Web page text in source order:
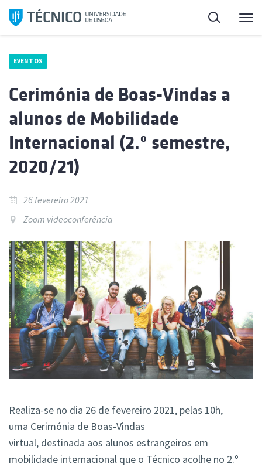
Saltar
para
Pesquisa
EVENTOS
Cerimónia de Boas-Vindas a
alunos de Mobilidade
Internacional (2.º semestre,
2020/21)
26 fevereiro 2021
Zoom videoconferência
Realiza-se no dia 26 de fevereiro 2021, pelas 10h,
uma Cerimónia de Boas-Vindas
virtual, destinada aos alunos estrangeiros em
mobilidade internacional que o Técnico acolhe no 2.º